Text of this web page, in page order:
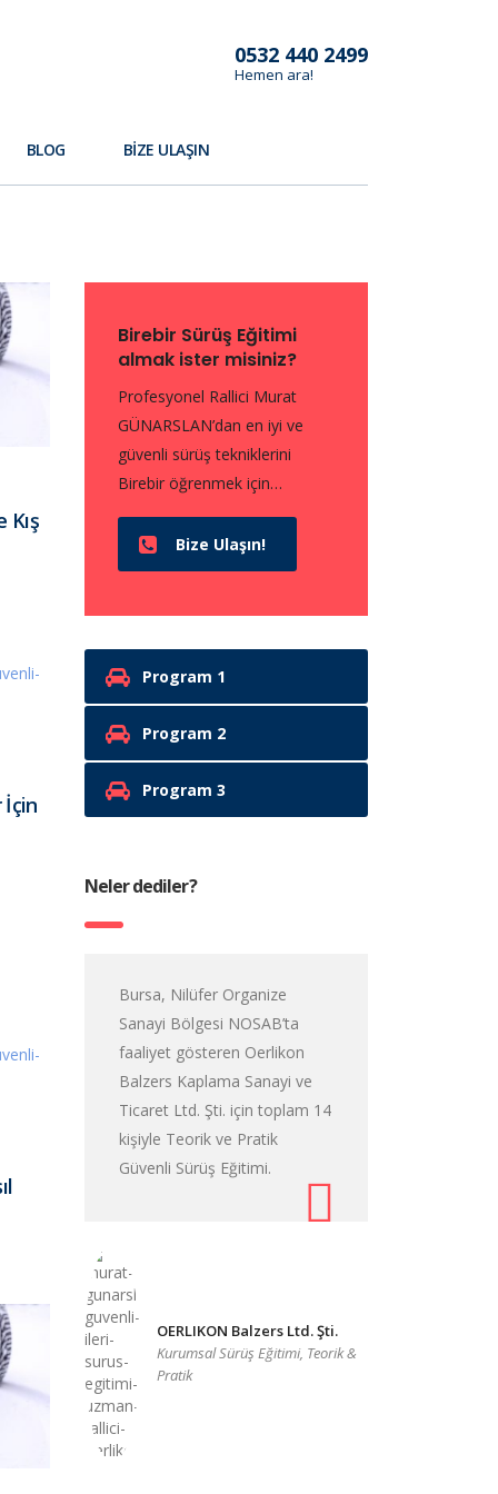
0532 440 2499
Hemen ara!
BLOG BIZE ULAŞIN
Kış
İçin
Birebir Sürüş Eğitimi
almak ister misiniz?
Profesyonel Rallici Murat
GÜNARSLAN’dan en iyi ve
güvenli sürüş tekniklerini
Birebir öğrenmek için…
Bize Ulaşın!
Program 1
Program 2
Program 3
Neler dediler?
Bursa, Nilüfer Organize
Sanayi Bölgesi NOSAB’ta
faaliyet gösteren Oerlikon
Balzers Kaplama Sanayi ve
Ticaret Ltd. Şti. için toplam 14
kişiyle Teorik ve Pratik
Güvenli Sürüş Eğitimi.
OERLIKON Balzers Ltd. Şti.
Kurumsal Sürüş Eğitimi, Teorik &
Pratik